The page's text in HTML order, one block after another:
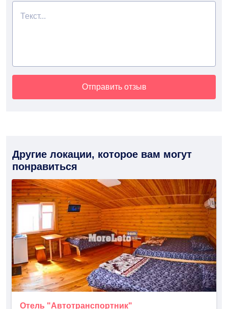
Отправить отзыв
Другие локации, которое вам могут
понравиться
Отель "Автотранспортник"